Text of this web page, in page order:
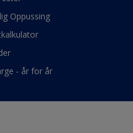
Oppussing
- år for år